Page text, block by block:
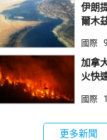
器
伊朗
爾木
賠償
國際
加拿
火快
狀態
國際
更多新聞